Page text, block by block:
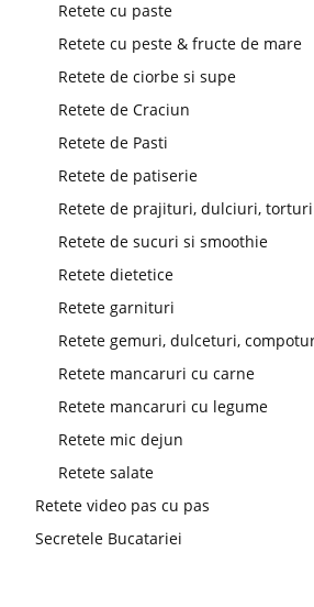
Retete cu paste
Retete cu peste & fructe de mare
Retete de ciorbe si supe
Retete de Craciun
Retete de Pasti
Retete de patiserie
Retete de prajituri, dulciuri, torturi
Retete de sucuri si smoothie
Retete dietetice
Retete garnituri
Retete gemuri, dulceturi,
Retete mancaruri cu carne
Retete mancaruri cu legume
Retete mic dejun
Retete salate
Retete video pas cu pas
Secretele Bucatariei